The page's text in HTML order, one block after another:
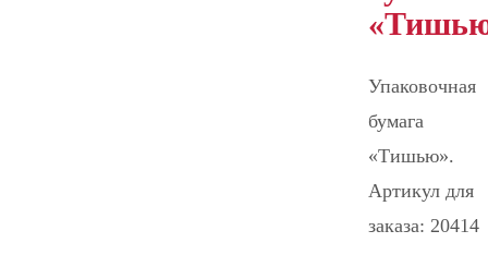
Упаковочная
бумага
«Тишью».
Артикул для
заказа: 20414